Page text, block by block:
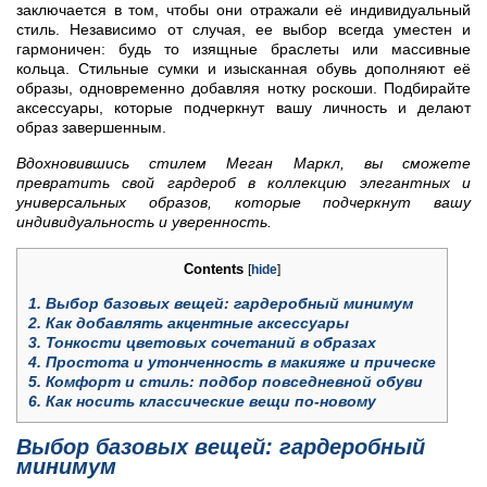
заключается в том, чтобы они отражали её индивидуальный
стиль. Независимо от случая, ее выбор всегда уместен и
гармоничен: будь то изящные браслеты или массивные
кольца. Стильные сумки и изысканная обувь дополняют её
образы, одновременно добавляя нотку роскоши. Подбирайте
аксессуары, которые подчеркнут вашу личность и делают
образ завершенным.
Вдохновившись стилем Меган Маркл, вы сможете
превратить свой гардероб в коллекцию элегантных и
универсальных образов, которые подчеркнут вашу
индивидуальность и уверенность.
Contents [hide]
1. Выбор базовых вещей: гардеробный минимум
2. Как добавлять акцентные аксессуары
3. Тонкости цветовых сочетаний в образах
4. Простота и утонченность в макияже и прическе
5. Комфорт и стиль: подбор повседневной обуви
6. Как носить классические вещи по-новому
Выбор базовых вещей: гардеробный
минимум